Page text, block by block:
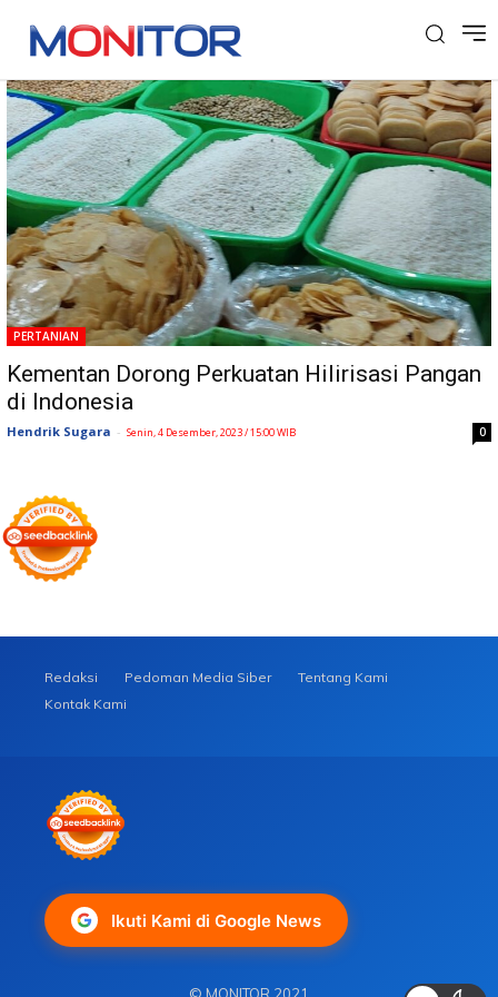
Tag: APPERTANI
PERTANIAN
Kementan Dorong Perkuatan Hilirisasi Pangan
di Indonesia
Hendrik Sugara - Senin, 4 Desember, 2023 / 15:00 WIB 0
Redaksi Pedoman Media Siber
Tentang Kami
Kontak Kami
Ikuti Kami di Google News